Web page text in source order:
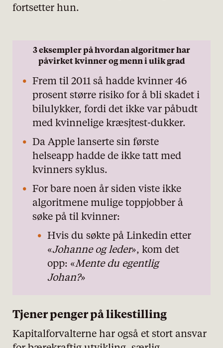
fortsetter hun.
3 eksempler på hvordan algoritmer har
påvirket kvinner og menn i ulik grad
Frem til 2011 så hadde kvinner 46
prosent større risiko for å bli skadet i
bilulykker, fordi det ikke var påbudt
med kvinnelige kræsjtest-dukker.
Da Apple lanserte sin første
helseapp hadde de ikke tatt med
kvinners syklus.
For bare noen år siden viste ikke
algoritmene mulige toppjobber å
søke på til kvinner:
Hvis du søkte på Linkedin etter
«Johanne og leder», kom det
opp: «Mente du egentlig
Johan?»
Tjener penger på likestilling
Kapitalforvalterne har også et stort ansvar